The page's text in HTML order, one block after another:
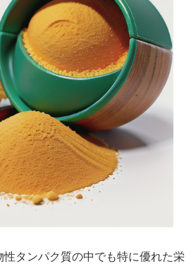
性タンパク質の中でも特に優れた栄